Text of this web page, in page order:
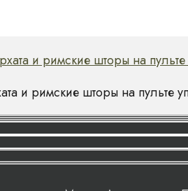
и римские шторы на пульте